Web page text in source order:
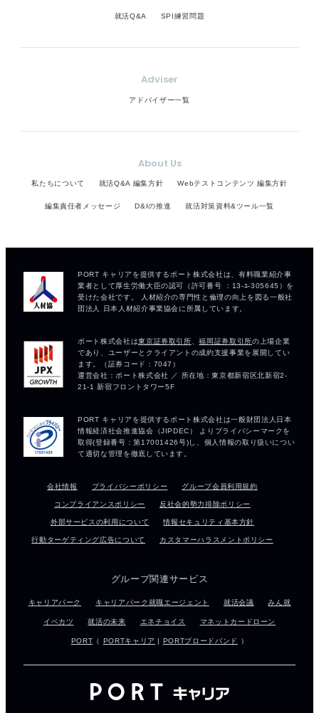
就活Q&A SPI練習問題
Adviser
アドバイザー一覧
About Us
私たちについて 就活Q&A 編集方針 Webテストコンテンツ 編集方針
編集責任者メッセージ D&Iの推進 就活対策資料&ツール一覧
会社情報 プライバシーポリシー グループ会員利用規約
コンプライアンスポリシー 反社会的勢力排除ポリシー
外部サービスの利用について 情報セキュリティ基本方針
行動ターゲティング広告について カスタマーハラスメントポリシー